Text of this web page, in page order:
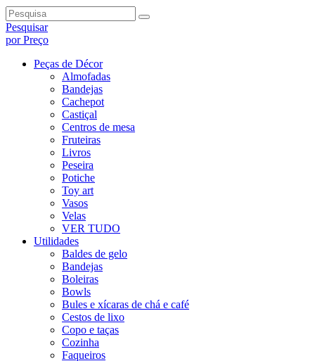
Pesquisar
por Preço
Peças de Décor
Almofadas
Bandejas
Cachepot
Castiçal
Centros de mesa
Fruteiras
Livros
Peseira
Potiche
Toy art
Vasos
Velas
VER TUDO
Utilidades
Baldes de gelo
Bandejas
Boleiras
Bowls
Bules e xícaras de chá e café
Cestos de lixo
Copo e taças
Cozinha
Faqueiros